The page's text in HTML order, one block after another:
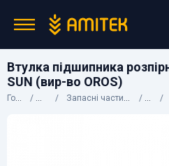
Втулка підшипника
SUN (вир-во OROS)
Головна КаталогЗапасні частини до сільгосптехніки